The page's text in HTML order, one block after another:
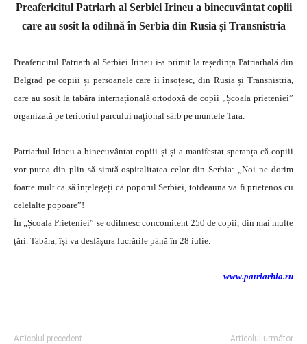
Preafericitul Patriarh al Serbiei Irineu a binecuvântat copiii
care au sosit la odihnă în Serbia din Rusia și Transnistria
Preafericitul Patriarh al Serbiei Irineu i-a primit la reședința Patriarhală din
Belgrad pe copiii și persoanele care îi însoțesc, din Rusia și Transnistria,
care au sosit la tabăra internațională ortodoxă de copii „Școala prieteniei”
organizată pe teritoriul parcului național sârb pe muntele Tara.
Patriarhul Irineu a binecuvântat copiii și și-a manifestat speranța că copiii
vor putea din plin să simtă ospitalitatea celor din Serbia: „Noi ne dorim
foarte mult ca să înțelegeți că poporul Serbiei, totdeauna va fi prietenos cu
celelalte popoare”!
În „Școala Prieteniei” se odihnesc concomitent 250 de copii, din mai multe
țări. Tabăra, își va desfășura lucrările până în 28 iulie.
www.patriarhia.ru
Articolul precedent Articolul următor